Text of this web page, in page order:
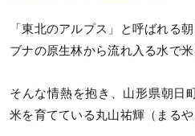
「東北のアルプス」と呼ばれる
ブナの原生林から流れ入る水で米
そんな情熱を抱き、山形県朝日
米を育てている丸山祐輝（まるや